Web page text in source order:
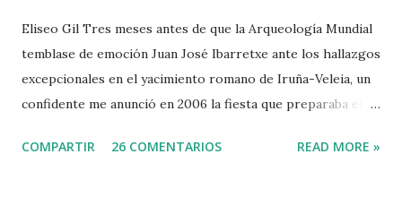
Eliseo Gil Tres meses antes de que la Arqueología Mundial
temblase de emoción Juan José Ibarretxe ante los hallazgos
excepcionales en el yacimiento romano de Iruña-Veleia, un
confidente me anunció en 2006 la fiesta que preparaba el
primer calvario de la Cristiandad (con un sonrojante RIP en
COMPARTIR 26 COMENTARIOS READ MORE »